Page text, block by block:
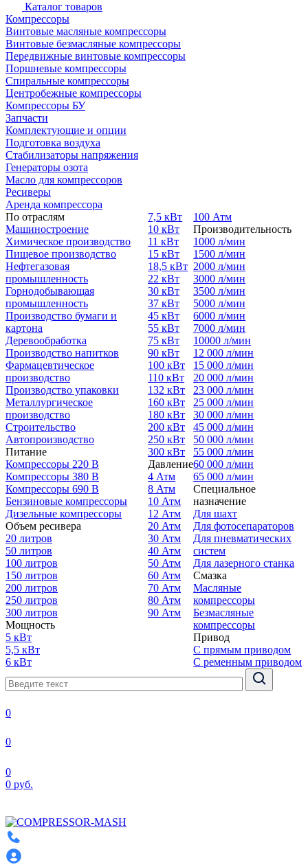
Каталог товаров
Компрессоры
Винтовые масляные компрессоры
Винтовые безмасляные компрессоры
Передвижные винтовые компрессоры
Поршневые компрессоры
Спиральные компрессоры
Центробежные компрессоры
Компрессоры БУ
Запчасти
Комплектующие и опции
Подготовка воздуха
Стабилизаторы напряжения
Генераторы озота
Масло для компрессоров
Ресиверы
Аренда компрессора
По отраслям
Машиностроение
Химическое производство
Пищевое производство
Нефтегазовая
промышленность
Горнодобывающая
промышленность
Производство бумаги и
картона
Деревообработка
Производство напитков
Фармацевтическое
производство
Производство упаковки
Металлургическое
производство
Строительство
Автопроизводство
Питание
Компрессоры 220 В
Компрессоры 380 В
Компрессоры 690 В
Бензиновые компрессоры
Дизельные компрессоры
Объем ресивера
20 литров
50 литров
100 литров
150 литров
200 литров
250 литров
300 литров
Мощность
5 кВт
5,5 кВт
6 кВт
7,5 кВт
10 кВт
11 кВт
15 кВт
18,5 кВт
22 кВт
30 кВт
37 кВт
45 кВт
55 кВт
75 кВт
90 кВт
100 кВт
110 кВт
132 кВт
160 кВт
180 кВт
200 кВт
250 кВт
300 кВт
Давление
4 Атм
8 Атм
10 Атм
12 Атм
20 Атм
30 Атм
40 Атм
50 Атм
60 Атм
70 Атм
80 Атм
90 Атм
100 Атм
Производительность
1000 л/мин
1500 л/мин
2000 л/мин
3000 л/мин
3500 л/мин
5000 л/мин
6000 л/мин
7000 л/мин
10000 л/мин
12 000 л/мин
15 000 л/мин
20 000 л/мин
23 000 л/мин
25 000 л/мин
30 000 л/мин
45 000 л/мин
50 000 л/мин
55 000 л/мин
60 000 л/мин
65 000 л/мин
Специальное
назначение
Для шахт
Для фотосепараторов
Для пневматических
систем
Для лазерного станка
Смазка
Масляные
компрессоры
Безмасляные
компрессоры
Привод
С прямым приводом
С ременным приводом
0
0
0
0 руб.